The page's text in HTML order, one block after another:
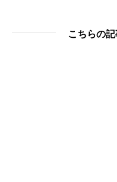
こちらの